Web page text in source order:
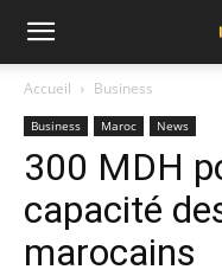
Accueil Business
Business Maroc News
300 MDH
capacité
marocains